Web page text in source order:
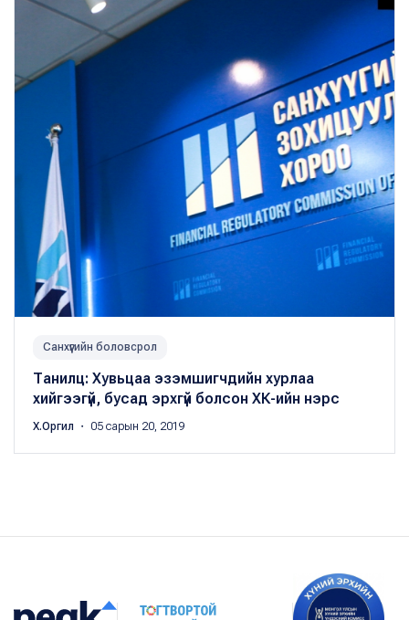
Санхүүгийн боловсрол
Танилц: Хувьцаа эзэмшигчдийн хурлаа
хийгээгүй, бусад эрхгүй болсон ХК-ийн нэрс
Х.Оргил ・ 05 сарын 20, 2019